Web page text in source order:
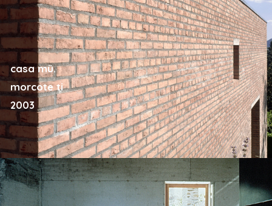
casa mü.
morcote ti
2003